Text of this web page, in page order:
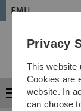
EMU
Menu
Privacy
This website
Cookies are
website. In
can choose